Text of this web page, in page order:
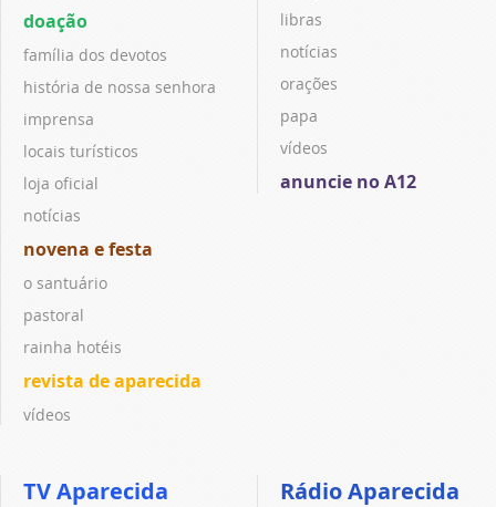
doação
família dos devotos
história de nossa senhora
imprensa
locais turísticos
loja oficial
notícias
novena e festa
o santuário
pastoral
rainha hotéis
revista de aparecida
vídeos
libras
notícias
orações
papa
vídeos
anuncie no A12
TV Aparecida Rádio Aparecida